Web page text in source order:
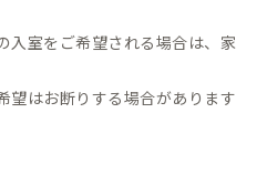
入室をご希望される場合は、家
望はお断りする場合があります